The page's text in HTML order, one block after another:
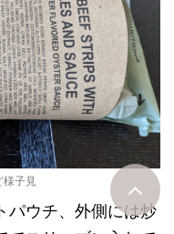
様子見
パウチ、外側には炒